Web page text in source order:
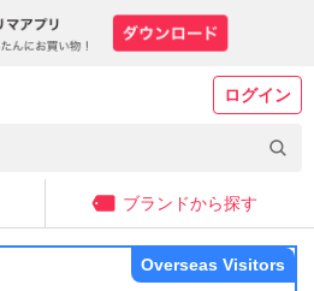
ログイン
ブランドから探す
Overseas Visitors